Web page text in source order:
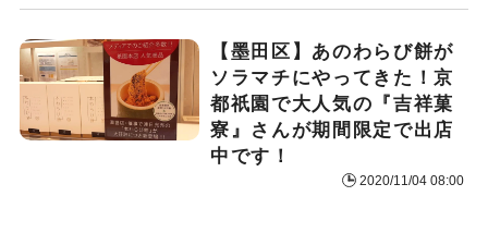
【墨田区】あのわらび餅が
ソラマチにやってきた！京
都祇園で大人気の『吉祥菓
寮』さんが期間限定で出店
中です！
2020/11/04 08:00